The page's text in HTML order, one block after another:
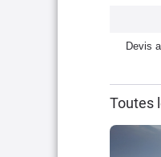
Devis
Toutes